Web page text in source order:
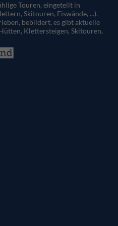
Touren, eingeteilt in
Skitouren, Eiswände, ...).
bebildert, es gibt aktuelle
Klettersteigen, Skitouren,